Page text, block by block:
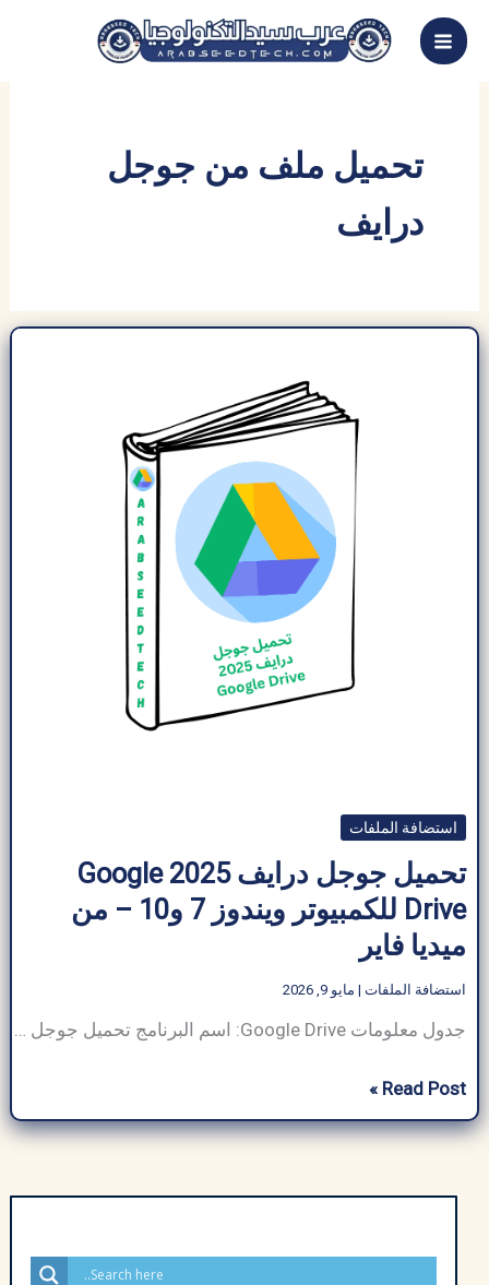
تخطي
إلى
تحميل ملف من جوجل
درايف
استضافة الملفات
تحميل جوجل درايف 2025 Google
Drive للكمبيوتر ويندوز 7 و10 – من
ميديا ​​فاير
استضافة الملفات | مايو 9, 2026
جدول معلومات Google Drive: اسم البرنامج تحميل جوجل درايف حجم البرنامج يختلف حسب الجهاز (عادةً ما يكون حوالي) مطور برمجيات Google LLC فئة البرنامج استضافة الملفات نوع الملف قابل للتنفيذ (.exe، .apk)، قائم على الويب متوافق مع ويندوز، ماك أو إس، أندرويد، آي أو إس، الويب لغة متعدد اللغات (يدعم أكثر من 100 لغة) الناشر […]
تحميل
جوجل
درايف
Read Post »